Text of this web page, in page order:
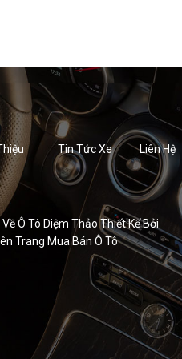
Tin Tức Xe Liên Hệ
Ô Tô Diệm Thảo Thiết Kế Bởi
Trang Mua Bán Ô Tô